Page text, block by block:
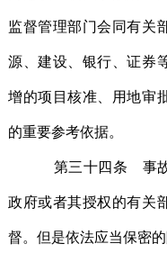
监督管理部门会同有关
源、建设、银行、证券
增的项目核准、用地审
的重要参考依据。
第三十四条 事故处
政府或者其授权的有关
督。但是依法应当保密的